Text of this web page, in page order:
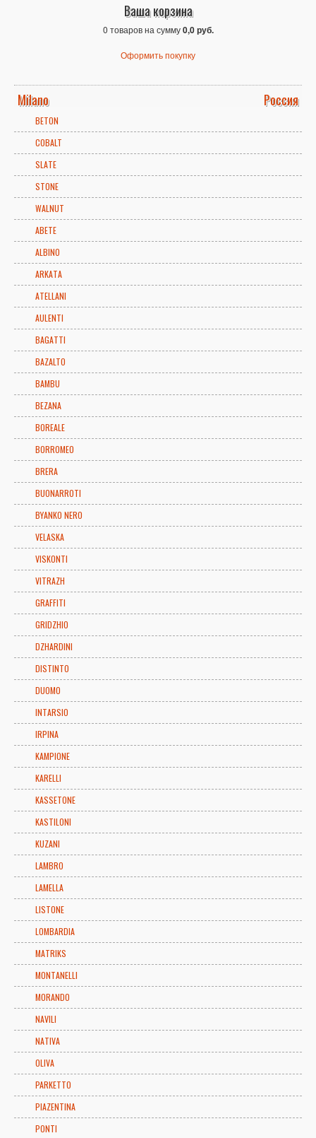
Ваша корзина
0 товаров на сумму0,0 руб.
Оформить покупку
Milano Россия
BETON
COBALT
SLATE
STONE
WALNUT
ABETE
ALBINO
ARKATA
ATELLANI
AULENTI
BAGATTI
BAZALTO
BAMBU
BEZANA
BOREALE
BORROMEO
BRERA
BUONARROTI
BYANKO NERO
VELASKA
VISKONTI
VITRAZH
GRAFFITI
GRIDZHIO
DZHARDINI
DISTINTO
DUOMO
INTARSIO
IRPINA
KAMPIONE
KARELLI
KASSETONE
KASTILONI
KUZANI
LAMBRO
LAMELLA
LISTONE
LOMBARDIA
MATRIKS
MONTANELLI
MORANDO
NAVILI
NATIVA
OLIVA
PARKETTO
PIAZENTINA
PONTI